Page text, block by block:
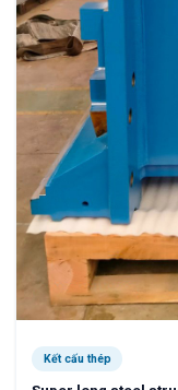
Kết cấu thép